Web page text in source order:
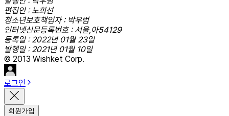
편집인 : 노희선
청소년보호책임자 : 박우범
인터넷신문등록번호 : 서울,아54129
등록일 : 2022년 01월 23일
발행일 : 2021년 01월 10일
© 2013 Wishket Corp.
로그인
회원가입